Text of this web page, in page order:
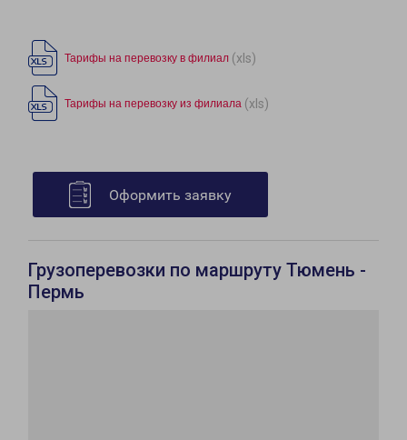
Тарифы на перевозку в филиал (xls)
Тарифы на перевозку из филиала (xls)
Оформить заявку
Грузоперевозки по маршруту Тюмень -
Пермь